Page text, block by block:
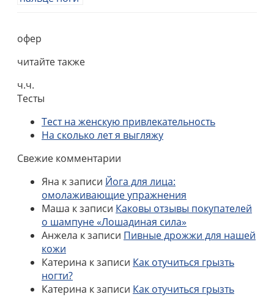
офер
читайте также
ч.ч.
Тесты
Тест на женскую привлекательность
На сколько лет я выгляжу
Свежие комментарии
Яна к записи Йога для лица:
омолаживающие упражнения
Маша к записи Каковы отзывы покупателей
о шампуне «Лошадиная сила»
Анжела к записи Пивные дрожжи для нашей
кожи
Катерина к записи Как отучиться грызть
ногти?
Катерина к записи Как отучиться грызть